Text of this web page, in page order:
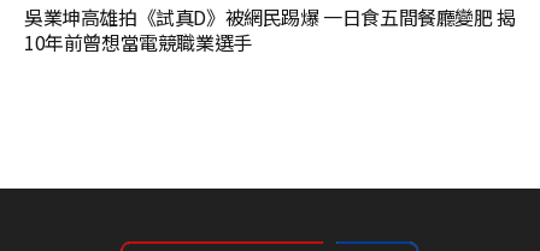
吳業坤高雄拍《試真D》被網民踢爆 一日食五間餐廳變肥 揭
10年前曾想當電競職業選手